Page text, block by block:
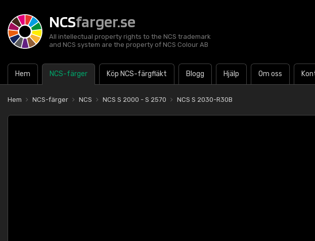
NCSfarger.se
All intellectual property rights to the NCS trademark
and NCS system are the property of NCS Colour AB
Hem NCS-färger Köp NCS-färgfläkt Blogg Hjälp Om oss
Hem NCS-färger NCS NCS S 2000 - S 2570 NCS S 2030-R30B